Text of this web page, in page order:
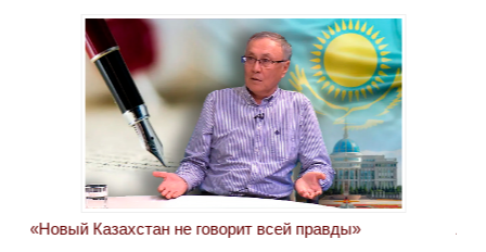
«Новый Казахстан не говорит всей правды»